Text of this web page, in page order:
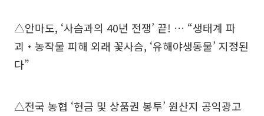
△안마도, ‘사슴과의 40년 전쟁’ 끝! … “생태계 파
괴‧농작물 피해 외래 꽃사슴, ‘유해야생동물’ 지정된
다”
△전국 농협 ‘현금 및 상품권 봉투’ 원산지 공익광고